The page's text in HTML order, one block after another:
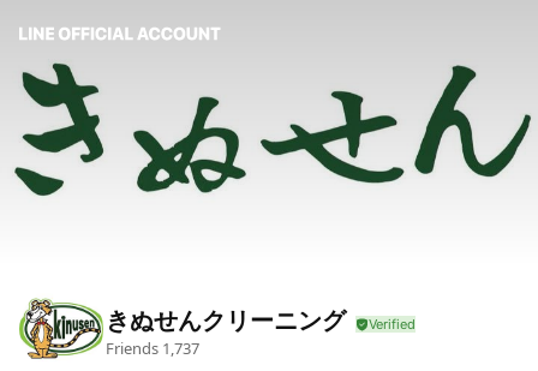
きぬせんクリーニング
Friends 1,737